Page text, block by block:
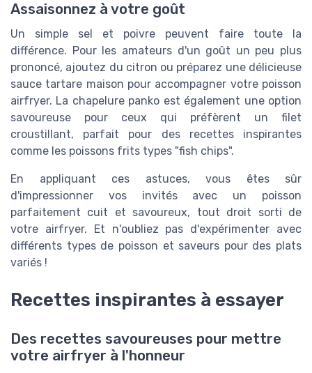
Assaisonnez à votre goût
Un simple sel et poivre peuvent faire toute la
différence. Pour les amateurs d'un goût un peu plus
prononcé, ajoutez du citron ou préparez une délicieuse
sauce tartare maison pour accompagner votre poisson
airfryer. La chapelure panko est également une option
savoureuse pour ceux qui préfèrent un filet
croustillant, parfait pour des recettes inspirantes
comme les poissons frits types "fish chips".
En appliquant ces astuces, vous êtes sûr
d'impressionner vos invités avec un poisson
parfaitement cuit et savoureux, tout droit sorti de
votre airfryer. Et n'oubliez pas d'expérimenter avec
différents types de poisson et saveurs pour des plats
variés !
Recettes inspirantes à essayer
Des recettes savoureuses pour mettre
votre airfryer à l'honneur